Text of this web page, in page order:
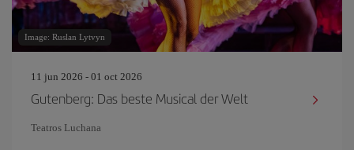
Image: Ruslan Lytvyn
11 jun 2026 - 01 oct 2026
Gutenberg: Das beste Musical der Welt
Teatros Luchana